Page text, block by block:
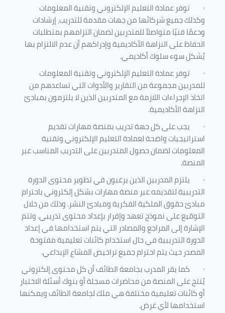
· توفر عمادة التعليم الإلكتروني وتقنية المعلومات
وكذلك جميع شركائها من جهات مقدمة للتدريب، إرشادات
ودعمًا فنيًا متواصلاً للمتدربين لضمان التزامهم بمتطلبات
الحفاظ على النزاهة الأكاديمية وإدراكهم أن عدم الالتزام بها
يُشكل سوء سلوك أكاديمي.
· توفر عمادة التعليم الإلكتروني وتقنية المعلومات
للمدربين مجموعة من التقارير والأدوات التي تساعدهم من
اتخاذ الإجراءات اللازمة مع المتدربين الذين لا يلتزمون بمبادئ
النزاهة الأكاديمية.
· يجب على كل جهة تدريب بمنصة مهارات تقديم
استراتيجيات واضحة لعمادة التعليم الإلكتروني وتقنية
المعلومات لضمان حصول المتدربين على التدريب المناسب عبر
المنصة.
· يلتزم المدربين الذين يرغبون في تطوير محتوى الدورة
التدريبية لتقديمه عبر منصة مهارات بشكل إلكتروني باحترام
مبادئ حقوق الملكية الفكرية ومبادئ النشر. وذلك من خلال
التوقيع على نموذج تعهد وإقرار بإعداد محتوى تدريبي. وتتم
الإشارة إلى المراجع والمصادر التي يتم استخدامها في إعداد
الدورة التدريبية في حال استخدام كائنات تعليمية مفتوحة
المصدر حيث يتم احترام جميع تراخيص المشاع الإبداعي.
· كما يقر المدرب بجامعة الطائف أن كل محتوى إلكتروني
يُنتج على المنصة من محاضرات مسجلة أو بنوك أسئلة الاختبار
أو كائنات تعليمية مختلفة هي ملك لجامعة الطائف ويمكنها
استخدامها لأي غرض.